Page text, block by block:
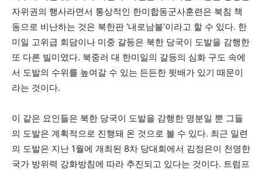
자위권의 행사라면서 통상적인 한미합동군사훈련은 북침 책
동으로 비난하는 것은 북한판 ‘내로남불’이라고 할 수 있다. 한
미일 고위급 회담이나 미중 갈등은 북한 당국이 도발을 감행한
또 다른 빌미였다. 북중러 대 한미일의 갈등의 심화 구도 속에
서 도발의 수위를 높여갈 수 있는 든든한 뒷배가 있기 때문이
라는 것이다.
이 같은 요인들은 북한 당국이 도발을 감행한 명분일 뿐 그들
의 도발은 계획적으로 진행돼 온 것으로 볼 수 있다. 최근 일련
의 도발은 지난 1월에 개최된 8차 당대회에서 김정은이 천명한
국가 방위력 강화방침에 따라 추진되고 있다는 것이다. 트럼프